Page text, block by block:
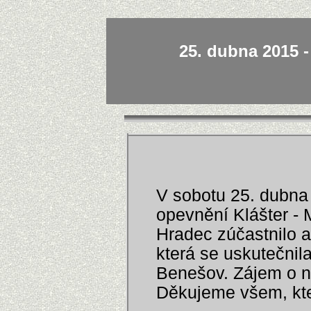
25. dubna 2015
V sobotu 25.
opevnění Klášter -
Hradec zúčastnilo
která se
Benešov. Zájem o
Děkujeme všem,